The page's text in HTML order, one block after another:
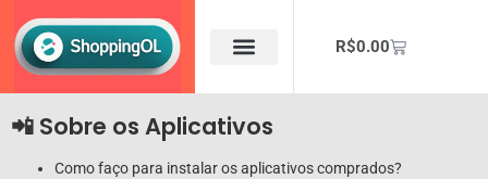
R$0.00
📲 Sobre os Aplicativos
Como faço para instalar os aplicativos comprados?